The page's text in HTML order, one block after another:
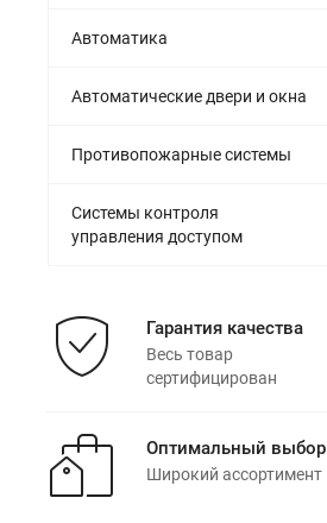
Автоматика
Автоматические двери и окна
Противопожарные системы
Системы контроля
управления доступом
Гарантия качества
Весь товар
сертифицирован
Оптимальный выбор
Широкий ассортимент